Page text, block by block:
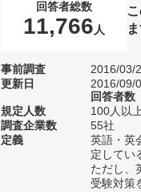
回答者総数
11,766 人
ま
事前調査
2016/03/
更新日
2016/09/
回答者数
規定人数
100人以上
調査企業数
55社
定義
英語・英
定してい
ただし、
受験対策